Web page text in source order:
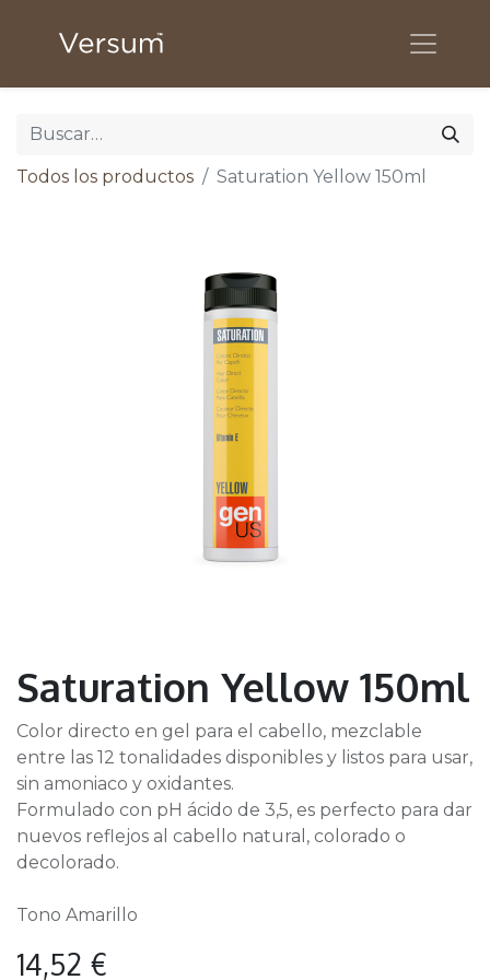
Todos los productos Saturation Yellow 150ml
Saturation Yellow 150ml
Color directo en gel para el cabello, mezclable
entre las 12 tonalidades disponibles y listos para usar,
sin amoniaco y oxidantes.
Formulado con pH ácido de 3,5, es perfecto para dar
nuevos reflejos al cabello natural, colorado o
decolorado.
Tono Amarillo
14,52 €